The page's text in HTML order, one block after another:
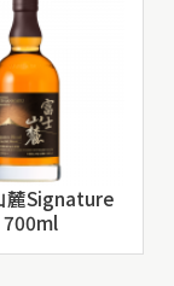
麓Signature